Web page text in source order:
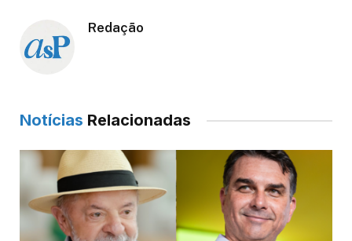
Redação
Notícias Relacionadas